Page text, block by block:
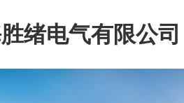
绪电气有限公司